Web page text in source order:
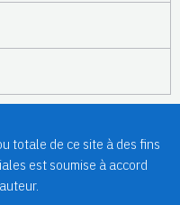
totale de ce site à des fins
est soumise à accord